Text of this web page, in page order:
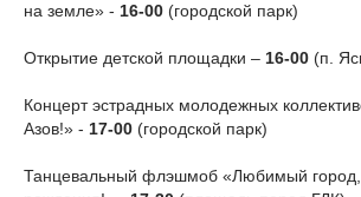
на земле» - 16-00 (городской парк)
Открытие детской площадки – 16-00 (п.
Концерт эстрадных молодежных
Азов!» - 17-00 (городской парк)
Танцевальный флэшмоб «Любимый